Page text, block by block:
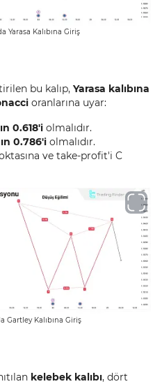
Yarasa Kalıbına Giriş
bu kalıp, Yarasa kalıbına
oranlarına uyar:
0.618'i olmalıdır.
0.786'i olmalıdır.
ve take-profit'i C
Gartley Kalıbına Giriş
kelebek kalıbı, dört